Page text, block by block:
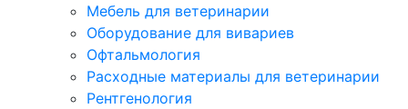
Мебель для ветеринарии
Оборудование для вивариев
Офтальмология
Расходные материалы для ветеринарии
Рентгенология